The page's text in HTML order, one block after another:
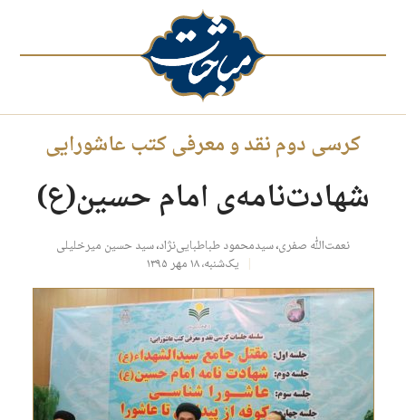
کرسی دوم نقد و معرفی کتب عاشورایی
شهادت‌نامه‌ی امام حسین(ع)
نعمت‌الله صفری،سیدمحمود طباطبایی‌نژاد،سید حسین میرخلیلی
یک‌شنبه، ۱۸ مهر ۱۳۹۵